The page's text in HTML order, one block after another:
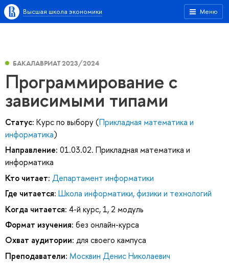
Меню
Высшая школа экономики
БАКАЛАВРИАТ 2023/2024
Программирование с
зависимыми типами
Статус: Курс по выбору (Прикладная математика и
информатика)
Направление: 01.03.02. Прикладная математика и
информатика
Кто читает: Департамент информатики
Где читается: Школа информатики, физики и технологий
Когда читается: 4-й курс, 1, 2 модуль
Формат изучения: без онлайн-курса
Охват аудитории: для своего кампуса
Преподаватели: Москвин Денис Николаевич